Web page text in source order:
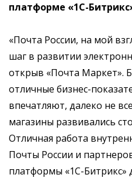
платформе «1С-
«Почта России, на мой
шаг в развитии
открыв «Почта Маркет».
отличные бизнес-
впечатляют, далеко не
магазины развивались
Отличная работа
Почты России и
платформы «1С-Битрикс»